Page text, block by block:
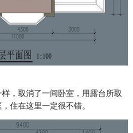
，取消了一间卧室，用露台所取
住在这里一定很不错。